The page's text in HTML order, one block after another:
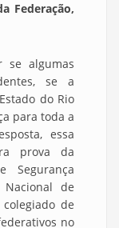
Federação,
se algumas
se a
do Rio
para toda a
essa
prova da
Segurança
Nacional de
colegiado de
no